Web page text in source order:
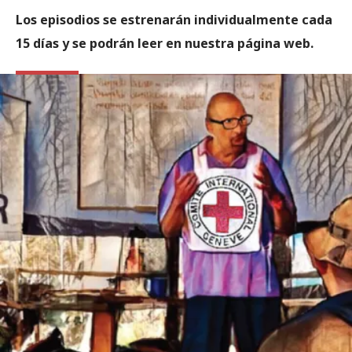
Los episodios se estrenarán individualmente cada
15 días y se podrán leer en nuestra página web.